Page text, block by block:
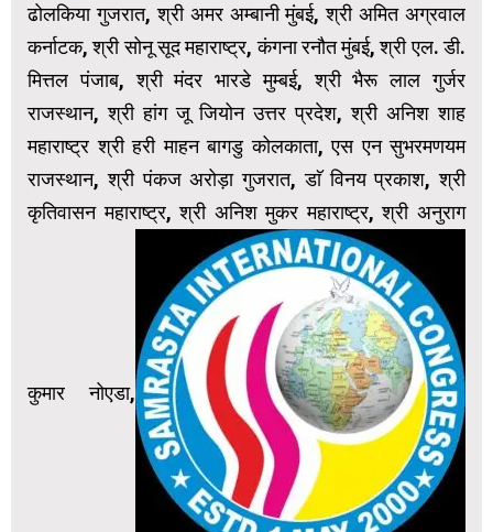
ढोलकिया गुजरात, श्री अमर अम्बानी मुंबई, श्री अमित अग्रवाल
कर्नाटक, श्री सोनू सूद महाराष्ट्र, कंगना रनौत मुंबई, श्री एल. डी.
मित्तल पंजाब, श्री मंदर भारडे मुम्बई, श्री भैरू लाल गुर्जर
राजस्थान, श्री हांग जू जियोन उत्तर प्रदेश, श्री अनिश शाह
महाराष्ट्र श्री हरी माहन बागडु कोलकाता, एस एन सुभरमणयम
राजस्थान, श्री पंकज अरोड़ा गुजरात, डाॅ विनय प्रकाश, श्री
कृतिवासन महाराष्ट्र, श्री अनिश मुकर महाराष्ट्र, श्री अनुराग
कुमार नोएडा,